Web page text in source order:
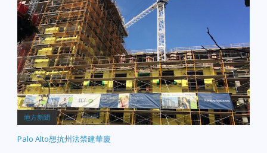
地方新聞
Palo Alto想抗州法禁建華廈